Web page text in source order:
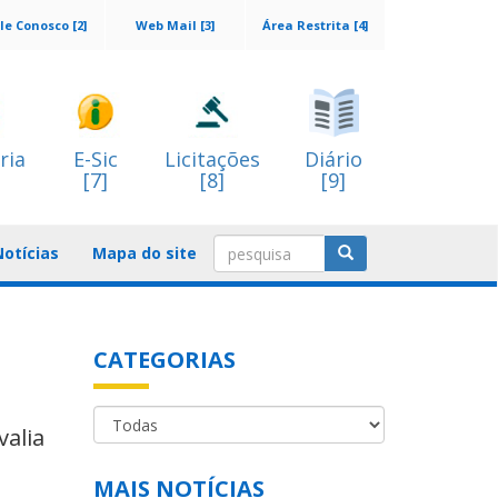
Área Restrita [4]
Web Mail [3]
Conosco [2]
E-Sic
[7]
Licitações
[8]
Diário
[9]
Mapa do site
CATEGORIAS
MAIS NOTÍCIAS